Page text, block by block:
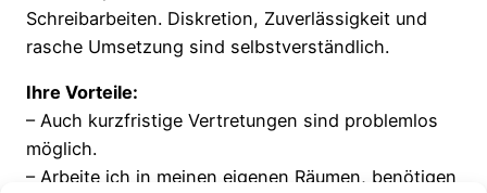
Schreibarbeiten. Diskretion, Zuverlässigkeit und
rasche Umsetzung sind selbstverständlich.
Ihre Vorteile:
– Auch kurzfristige Vertretungen sind problemlos
möglich.
– Arbeite ich in meinen eigenen Räumen, benötigen